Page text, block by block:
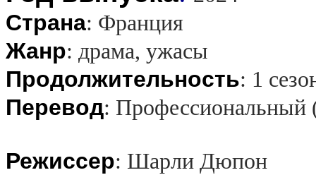
Страна: Франция
Жанр: драма, ужасы
Продолжительность: 1
Перевод: Профессиональный
Режиссер: Шарли Дюпон